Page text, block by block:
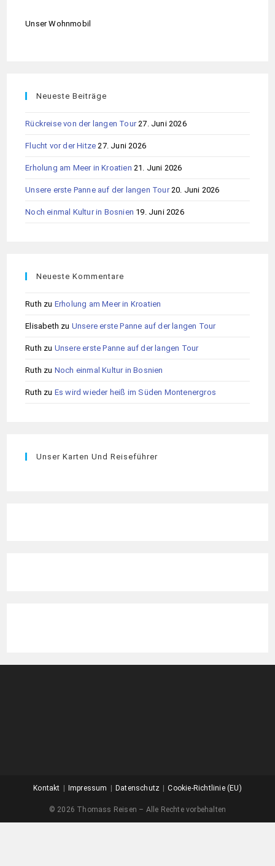
Unser Wohnmobil
Neueste Beiträge
Rückreise von der langen Tour 27. Juni 2026
Flucht vor der Hitze 27. Juni 2026
Erholung am Meer in Kroatien 21. Juni 2026
Unsere erste Panne auf der langen Tour 20. Juni 2026
Noch einmal Kultur in Bosnien 19. Juni 2026
Neueste Kommentare
Ruth zu Erholung am Meer in Kroatien
Elisabeth zu Unsere erste Panne auf der langen Tour
Ruth zu Unsere erste Panne auf der langen Tour
Ruth zu Noch einmal Kultur in Bosnien
Ruth zu Es wird wieder heiß im Süden Montenergros
Unser Karten Und Reiseführer
Kontakt Impressum Datenschutz Cookie-Richtlinie (EU)
© 2026 Thomass Reisen – Alle Rechte vorbehalten